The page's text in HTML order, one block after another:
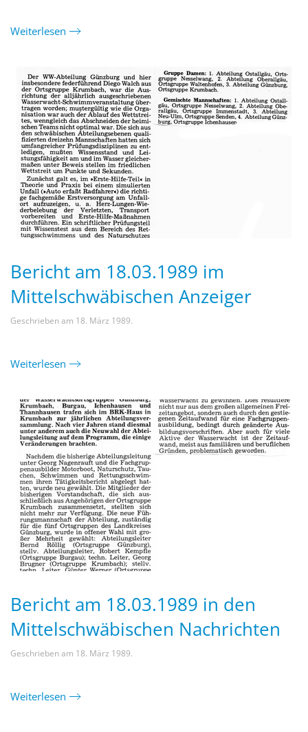
Weiterlesen
Bericht am 18.03.1989 im
Mittelschwäbischen Anzeiger
Geschrieben am 18. März 1989.
Weiterlesen
Bericht am 18.03.1989 in den
Mittelschwäbischen Nachrichten
Geschrieben am 18. März 1989.
Weiterlesen